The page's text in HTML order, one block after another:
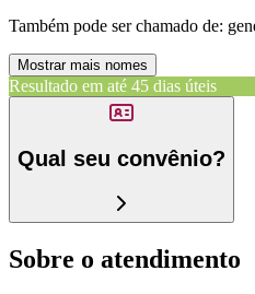
Também pode ser chamado de:
Mostrar mais nomes
Resultado em até 45 dias úteis
Qual seu convênio?
Sobre o atendimento